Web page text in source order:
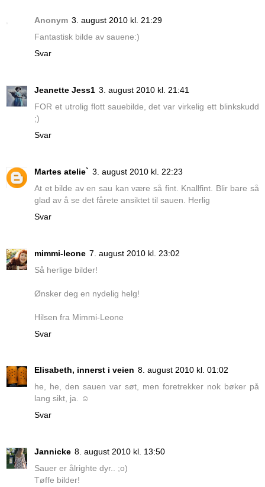
Anonym 3. august 2010 kl. 21:29
Fantastisk bilde av sauene:)
Svar
Jeanette Jess1 3. august 2010 kl. 21:41
FOR et utrolig flott sauebilde, det var virkelig ett blinkskudd
;)
Svar
Martes atelie` 3. august 2010 kl. 22:23
At et bilde av en sau kan være så fint. Knallfint. Blir bare så
glad av å se det fårete ansiktet til sauen. Herlig
Svar
mimmi-leone 7. august 2010 kl. 23:02
Så herlige bilder!
Ønsker deg en nydelig helg!
Hilsen fra Mimmi-Leone
Svar
Elisabeth, innerst i veien 8. august 2010 kl. 01:02
he, he, den sauen var søt, men foretrekker nok bøker på
lang sikt, ja. ☺
Svar
Jannicke 8. august 2010 kl. 13:50
Sauer er ålrighte dyr.. ;o)
Tøffe bilder!